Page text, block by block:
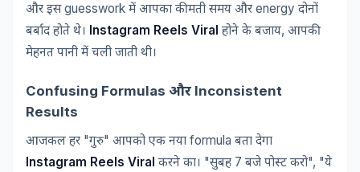
और इसguesswork में आपका कीमती समय और energy दोनों
बर्बाद होते थे। Instagram Reels Viral होने के बजाय, आपकी
मेहनत पानी में चली जाती थी।
Confusing Formulas और Inconsistent
Results
आजकल हर "गुरु" आपको एक नया formula बता देगा
Instagram Reels Viral करने का। "सुबह 7 बजे पोस्ट करो", "ये